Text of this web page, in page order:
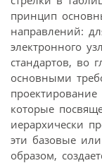
принцип
направлений:
электронного
стандартов, во
основными
которые
иерархически
эти базовые
образом,